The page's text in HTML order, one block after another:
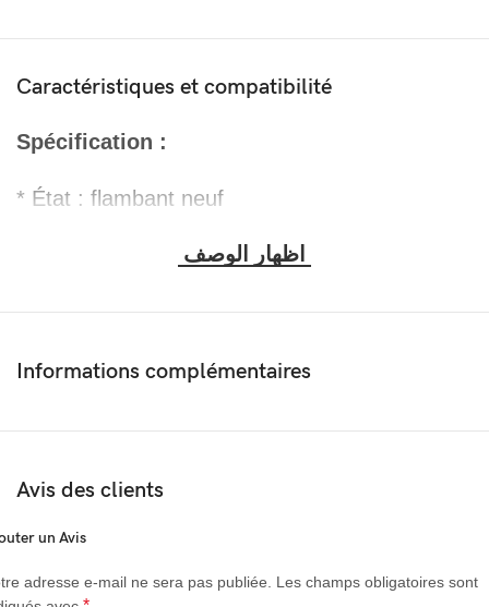
Caractéristiques et compatibilité
Spécification :
* État : flambant neuf
* Interface d’entrée :9v- 12-24 V
* Modèle ordinaire : 5V 3.1A ;
* Quantité : 1 lot
* Matériau : ABS
* Convient au guidon moto : 21-25 mm de
diamètre
Informations complémentaires
Avis des clients
un Avis
adresse e-mail ne sera pas publiée.
Les champs obligatoires sont